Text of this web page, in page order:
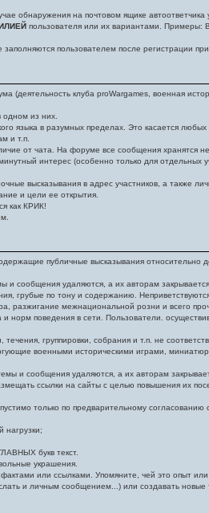
обнаружения на почтовом ящике автоответчика
пользователя или их вариантами. Примеры:
пользователем после регистрации
клуба proWargames, военная
одном из них.
языка в разумных пределах. Это касается
и т.п.
от чата. На форуме все сообщения хранятся
интерес (особенно только для отдельных
высказывания в адрес участников, а также
и цели ее открытия.
как КРИК!
публичные высказывания относительно
сообщения удаляются, а их авторам
грубые по тону и содержанию.
разжигание межнациональной розни и всего
норм поведения в сети. Пользователи.
группировки, собрания и т.п. не
военными историческими играми,
и сообщения удаляются, а их авторам
ссылки на сайты с целью повышения их
только по предварительному
букв текст.
украшения.
или ссылками. Упомяните, чей это опыт
и личным сообщением...) или создавать